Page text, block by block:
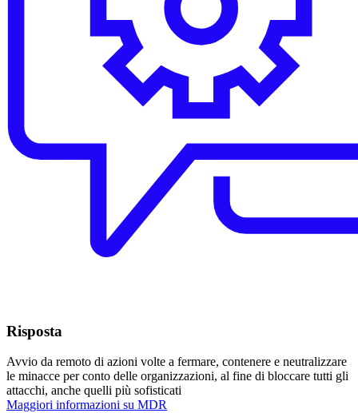
Risposta
Avvio da remoto di azioni volte a fermare, contenere e neutralizzare
le minacce per conto delle organizzazioni, al fine di bloccare tutti gli
attacchi, anche quelli più sofisticati
Maggiori informazioni su MDR